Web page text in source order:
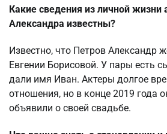
Какие сведения из личной жизни
Александра известны?
Известно, что Петров Александр
Евгении Борисовой. У пары есть
дали имя Иван. Актеры долгое
отношения, но в конце 2019 года
объявили о своей свадьбе.